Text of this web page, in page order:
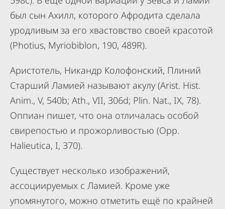
был сын Ахилл, которого Афродита сделала
уродливым за его хвастовство своей красотой
(Photius, Myriobiblon, 190, 489R).
Аристотель, Никандр Колофонский, Плиний
Старший Ламией называют акулу (Arist. Hist.
Anim., V, 540b; Ath., VII, 306d; Plin. Nat., IX, 78).
Оппиан пишет, что она отличалась особой
свирепостью и прожорливостью (Opp.
Halieutica, I, 370).
Существует несколько изображений,
ассоциируемых с Ламией. Кроме уже
упомянутого, можно отметить ещё по крайней